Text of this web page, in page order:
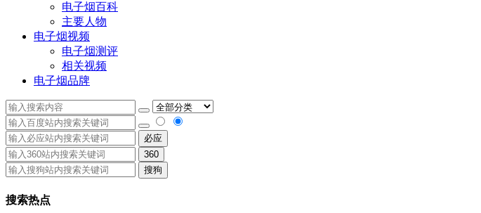
电子烟百科
主要人物
电子烟视频
电子烟测评
相关视频
电子烟品牌
必应
360
搜狗
搜索热点